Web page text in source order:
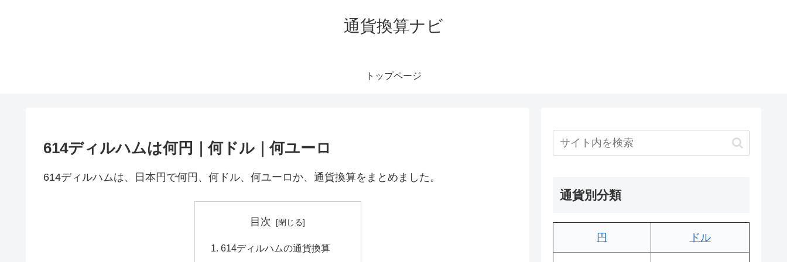
通貨換算ナビ
トップページ
614ディルハムは何円｜何ドル｜何ユーロ
614ディルハムは、日本円で何円、何ドル、何ユーロか、通貨換算をまとめました。
目次
614ディルハムの通貨換算
通貨別分類
円 ドル